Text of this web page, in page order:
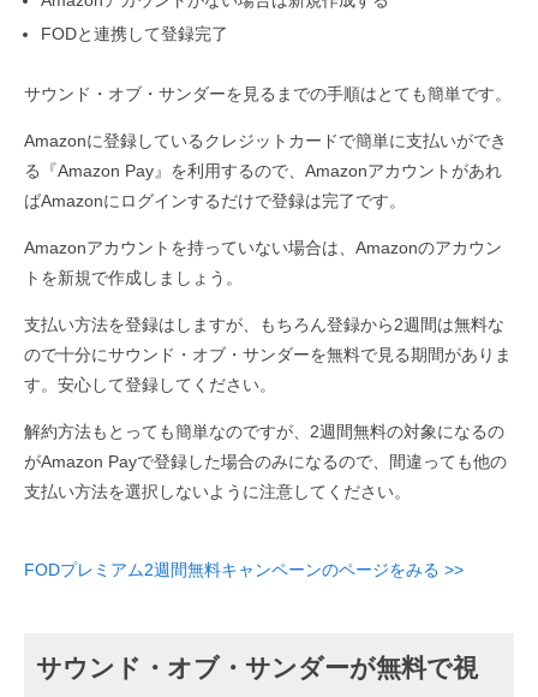
FODと連携して登録完了
サウンド・オブ・サンダーを見るまでの手順はとても簡単です。
Amazonに登録しているクレジットカードで簡単に支払いができ
る『Amazon Pay』を利用するので、Amazonアカウントがあれ
ばAmazonにログインするだけで登録は完了です。
Amazonアカウントを持っていない場合は、Amazonのアカウン
トを新規で作成しましょう。
支払い方法を登録はしますが、もちろん登録から2週間は無料な
ので十分にサウンド・オブ・サンダーを無料で見る期間がありま
す。安心して登録してください。
解約方法もとっても簡単なのですが、2週間無料の対象になるの
がAmazon Payで登録した場合のみになるので、間違っても他の
支払い方法を選択しないように注意してください。
FODプレミアム2週間無料キャンペーンのページをみる >>
サウンド・オブ・サンダーが無料で視